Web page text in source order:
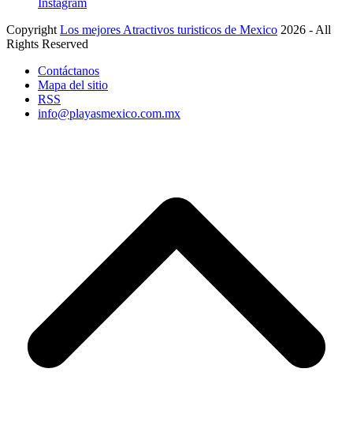
Copyright Los mejores Atractivos turisticos de Mexico 2026 - All
Rights Reserved
Contáctanos
Mapa del sitio
RSS
info@playasmexico.com.mx